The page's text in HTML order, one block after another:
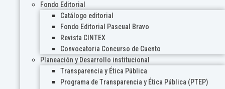
Fondo Editorial
Catálogo editorial
Fondo Editorial Pascual Bravo
Revista CINTEX
Convocatoria Concurso de Cuento
Planeación y Desarrollo institucional
Transparencia y Ética Pública
Programa de Transparencia y Ética Pública (PTEP)